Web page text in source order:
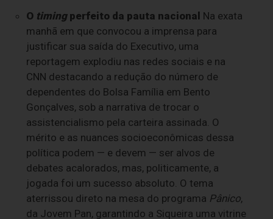
O timingperfeito da pauta nacional Na exata
manhã em que convocou a imprensa para
justificar sua saída do Executivo, uma
reportagem explodiu nas redes sociais e na
CNN destacando a redução do número de
dependentes do Bolsa Família em Bento
Gonçalves, sob a narrativa de trocar o
assistencialismo pela carteira assinada. O
mérito e as nuances socioeconômicas dessa
política podem — e devem — ser alvos de
debates acalorados, mas, politicamente, a
jogada foi um sucesso absoluto. O tema
aterrissou direto na mesa do programa Pânico,
da Jovem Pan, garantindo a Siqueira uma vitrine